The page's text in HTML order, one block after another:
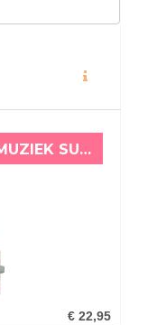
TOPMODEL DAGBOEK MET MUZIEK SUMMER FEELING
€ 22,95